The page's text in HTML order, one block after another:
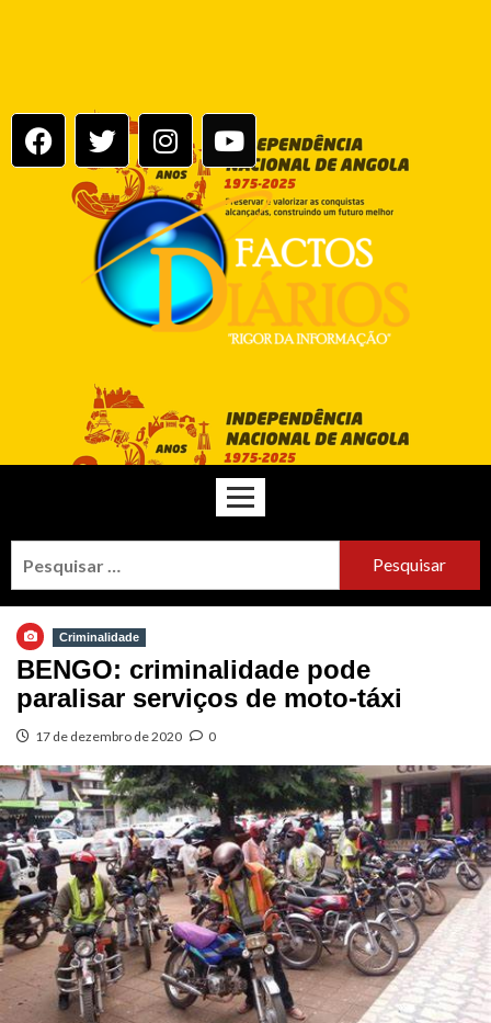
Criminalidade
BENGO: criminalidade pode
paralisar serviços de moto-táxi
17 de dezembro de 2020 0